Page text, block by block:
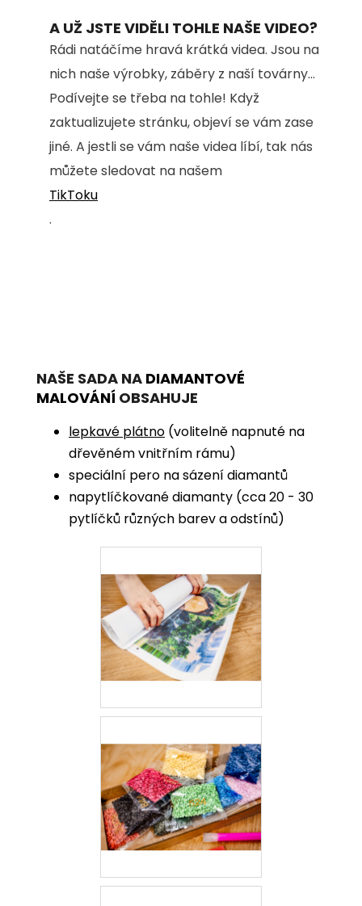
A UŽ JSTE VIDĚLI TOHLE NAŠE VIDEO?
Rádi natáčíme hravá krátká videa. Jsou na
nich naše výrobky, záběry z naší továrny...
Podívejte se třeba na tohle! Když
zaktualizujete stránku, objeví se vám zase
jiné. A jestli se vám naše videa líbí, tak nás
můžete sledovat na našem
TikToku
.
NAŠE SADA NA DIAMANTOVÉ
MALOVÁNÍ OBSAHUJE
lepkavé plátno (volitelně napnuté na
dřevěném vnitřním rámu)
speciální pero na sázení diamantů
napytlíčkované diamanty (cca 20 - 30
pytlíčků různých barev a odstínů)